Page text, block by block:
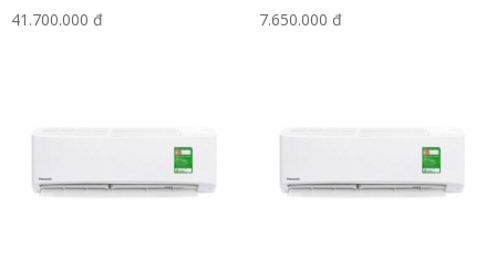
41.700.000 đ 7.650.000 đ